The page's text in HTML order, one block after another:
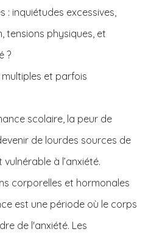
: inquiétudes excessives,
tensions physiques, et
?
et parfois
scolaire, la peur de
de lourdes sources de
à l’anxiété.
corporelles et hormonales
est une période où le corps
de l'anxiété. Les